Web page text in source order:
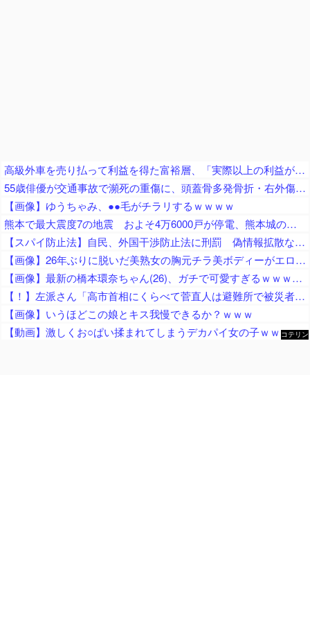
高級外車を売り払って利益を得た富裕層、「実際以上の利益があったとして課税される」とかけられた税金額に不満を漏らす
55歳俳優が交通事故で瀕死の重傷に、頭蓋骨多発骨折・右外傷性くも膜下出血・右側頭葉脳挫傷・肋骨骨折など大怪我を負うも……
【画像】ゆうちゃみ、●●毛がチラリするｗｗｗｗ
熊本で最大震度7の地震 およそ4万6000戸が停電、熊本城の石垣が崩れたとの情報 川内・玄海原発に異常なし、通常運転継続中 生放送中だったジャパネットさん、ヘルメット被って地震情報を伝える
【スパイ防止法】自民、外国干渉防止法に刑罰 偽情報拡散などの不当干渉を防止 これに反対する政党はどこかな？
【画像】26年ぶりに脱いだ美熟女の胸元チラ美ボディーがエロすぎるｗｗ
【画像】最新の橋本環奈ちゃん(26)、ガチで可愛すぎるｗｗｗｗｗ
【！】左派さん「高市首相にくらべて菅直人は避難所で被災者に怒鳴られテレビで流され健全！「仕込み」視察じゃない！」
【画像】いうほどこの娘とキス我慢できるか？ｗｗｗ
【動画】激しくお○ぱい揉まれてしまうデカパイ女の子ｗｗｗｗｗｗｗｗ
コテリン